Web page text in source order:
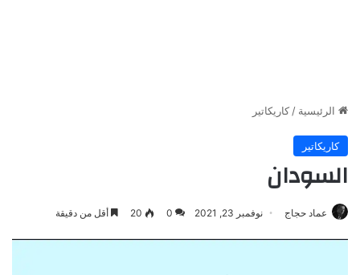
الرئيسية / كاريكاتير
كاريكاتير
السودان
عماد حجاج نوفمبر 23, 2021 0
20 أقل من دقيقة